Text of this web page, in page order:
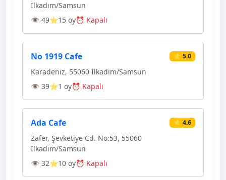
İlkadım/Samsun
👁 49⭐15 oy⏰ Kapalı
No 1919 Cafe ⭐ 5.0
Karadeniz, 55060 İlkadım/Samsun
👁 39⭐1 oy⏰ Kapalı
Ada Cafe ⭐ 4.6
Zafer, Şevketiye Cd. No:53, 55060
İlkadım/Samsun
👁 32⭐10 oy⏰ Kapalı